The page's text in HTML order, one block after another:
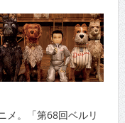
メ。「第68回ベルリ